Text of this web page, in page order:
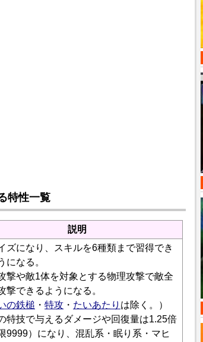
特性一覧
説明
ズになり、スキルを6種類まで習得でき
になる。
撃や敵1体を対象とする物理攻撃で敵全
撃できるようになる。
の鉄槌 ・ 特攻 ・ たいあたり は除く。）
特技で与えるダメージや回復量は1.25倍
9999）になり、混乱系・眠り系・マヒ